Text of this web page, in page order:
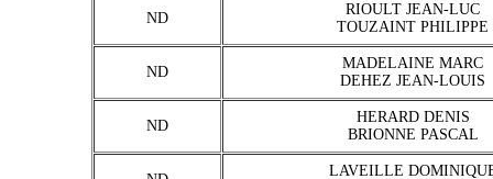
ND
RIOULT JEAN-LUC
TOUZAINT PHILIPPE
ND
MADELAINE MARC
DEHEZ JEAN-LOUIS
ND
HERARD DENIS
BRIONNE PASCAL
LAVEILLE